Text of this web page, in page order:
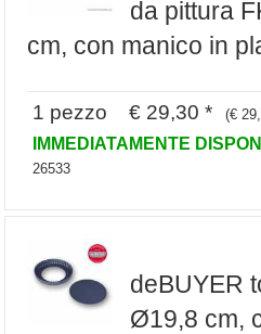
da pittura
cm, con manico in
1 pezzo € 29,30 * (€
IMMEDIATAMENTE
26533
deBUYER
Ø19,8 cm,